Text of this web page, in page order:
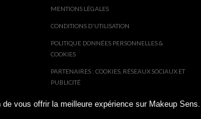
vous offrir la meilleure expérience sur Makeup Sens.
MENTIONS LÉGALES
CONDITIONS D'UTILISATION
POLITIQUE DONNÉES PERSONNELLES &
COOKIES
PARTENAIRES : COOKIES, RÉSEAUX SOCIAUX ET
PUBLICITÉ